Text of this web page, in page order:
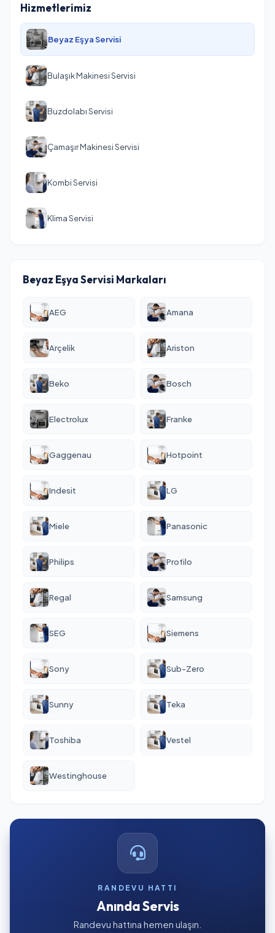
Hizmetlerimiz
Beyaz Eşya Servisi
Bulaşık Makinesi Servisi
Buzdolabı Servisi
Çamaşır Makinesi Servisi
Kombi Servisi
Klima Servisi
Beyaz Eşya Servisi Markaları
AEG Amana
Arçelik Ariston
Beko Bosch
Electrolux Franke
Gaggenau Hotpoint
Indesit LG
Miele Panasonic
Philips Profilo
Regal Samsung
SEG Siemens
Sony Sub-Zero
Sunny Teka
Toshiba Vestel
Westinghouse
RANDEVU HATTI
Anında Servis
Randevu hattına hemen ulaşın.